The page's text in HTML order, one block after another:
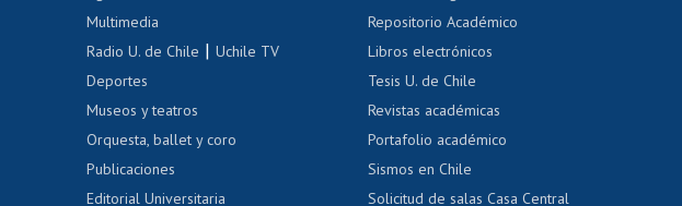
Acoso laboral, sexual y violencia Denuncias administrativas
Multimedia
Radio U. de Chile |Uchile TV
Deportes
Museos y teatros
Orquesta, ballet y coro
Publicaciones
Editorial Universitaria
Repositorio Académico
Libros electrónicos
Tesis U. de Chile
Revistas académicas
Portafolio académico
Sismos en Chile
Solicitud de salas Casa Central